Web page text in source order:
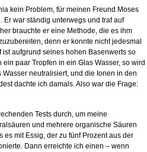
kein Problem, für meinen Freund Moses
war ständig unterwegs und traf auf
brauchte er eine Methode, die es ihm
denn er konnte nicht jedesmal
aufgrund seines hohen Basenwerts so
paar Tropfen in ein Glas Wasser, so wird
neutralisiert, und die Ionen in den
dachte ich damals. Also war die Frage:
Tests durch, um meine
und mehrere organische Säuren
mit Essig, der zu fünf Prozent aus der
Dann erreichte ich einen – wenn